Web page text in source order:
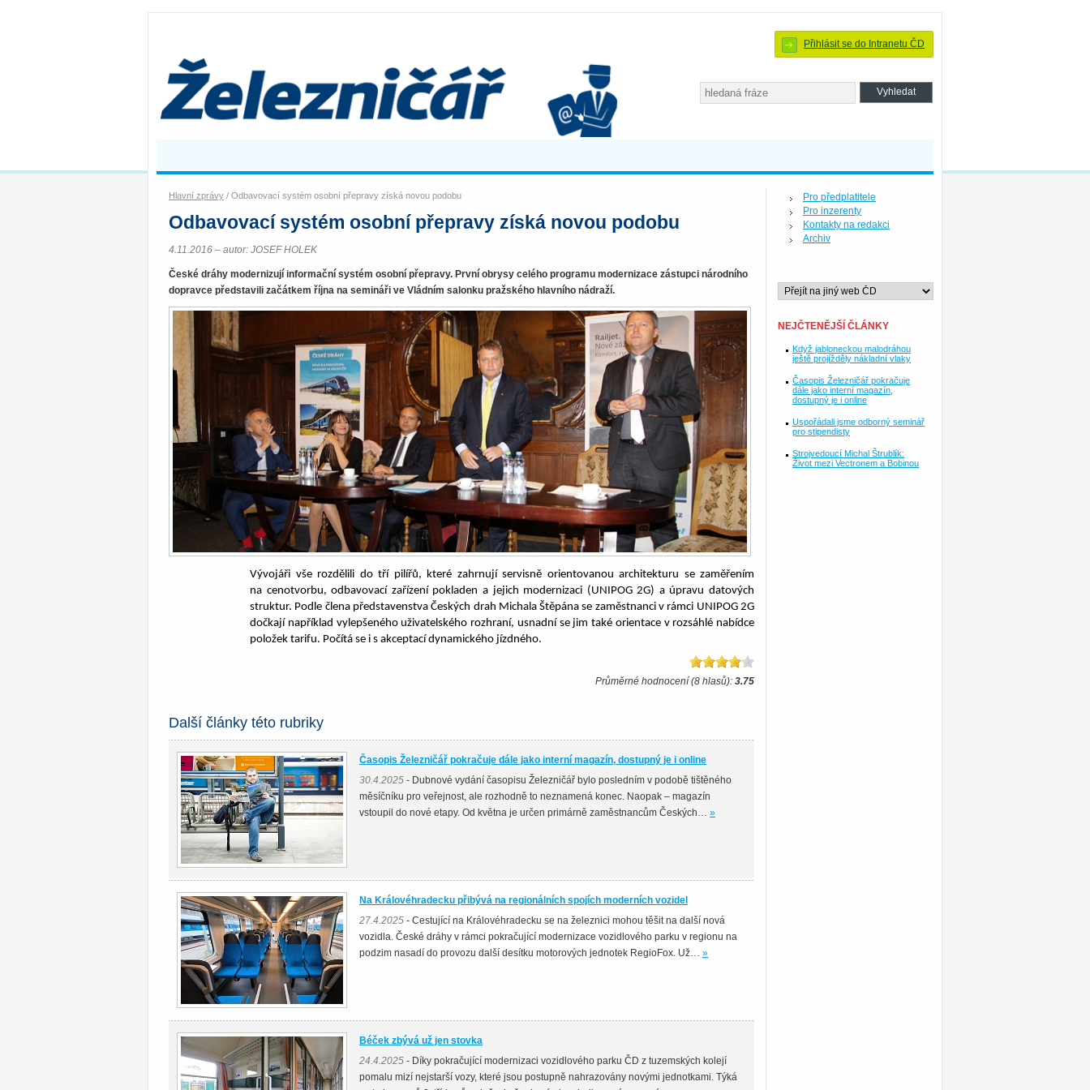
Přihlásit se do Intranetu ČD
Hlavní zprávy / Odbavovací systém osobní přepravy získá novou podobu
Odbavovací systém osobní přepravy získá novou podobu
4.11.2016 – autor: JOSEF HOLEK
České dráhy modernizují informační systém osobní přepravy. První obrysy celého programu modernizace zástupci národního
dopravce představili začátkem října na semináři ve Vládním salonku pražského hlavního nádraží.
Vývojáři vše rozdělili do tří pilířů, které zahrnují servisně orientovanou architekturu se zaměřením
na cenotvorbu, odbavovací zařízení pokladen a jejich modernizaci (UNIPOG 2G) a úpravu datových
struktur. Podle člena představenstva Českých drah Michala Štěpána se zaměstnanci v rámci UNIPOG 2G
dočkají například vylepšeného uživatelského rozhraní, usnadní se jim také orientace v rozsáhlé nabídce
položek tarifu. Počítá se i s akceptací dynamického jízdného.
Průměrné hodnocení (8 hlasů): 3.75
Další články této rubriky
Časopis Železničář pokračuje dále jako interní magazín, dostupný je i online
30.4.2025 - Dubnové vydání časopisu Železničář bylo posledním v podobě tištěného
měsíčníku pro veřejnost, ale rozhodně to neznamená konec. Naopak – magazín
vstoupil do nové etapy. Od května je určen primárně zaměstnancům Českých… »
Na Královéhradecku přibývá na regionálních spojích moderních vozidel
27.4.2025 - Cestující na Královéhradecku se na železnici mohou těšit na další nová
vozidla. České dráhy v rámci pokračující modernizace vozidlového parku v regionu na
podzim nasadí do provozu další desítku motorových jednotek RegioFox. Už… »
Béček zbývá už jen stovka
24.4.2025 - Díky pokračující modernizaci vozidlového parku ČD z tuzemských kolejí
pomalu mizí nejstarší vozy, které jsou postupně nahrazovány novými jednotkami. Týká
Pro předplatitele
Pro inzerenty
Kontakty na redakci
Archiv
NEJČTENĚJŠÍ ČLÁNKY
Když jabloneckou malodráhou
ještě projížděly nákladní vlaky
Časopis Železničář pokračuje
dále jako interní magazín,
dostupný je i online
Uspořádali jsme odborný seminář
pro stipendisty
Strojvedoucí Michal Štrublík:
Život mezi Vectronem a Bobinou